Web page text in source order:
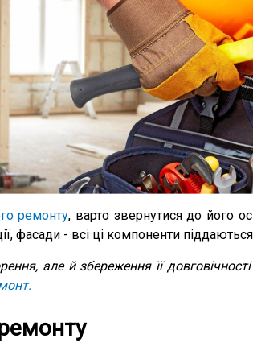
ремонту, варто звернутися до його
фасади - всі ці компоненти
але й збереження її